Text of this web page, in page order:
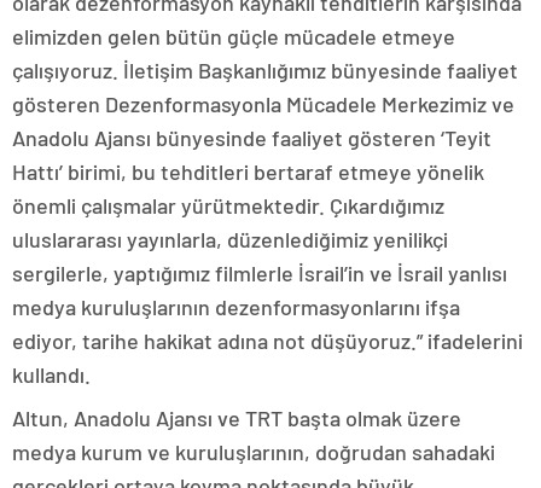
elimizden gelen bütün güçle mücadele etmeye
çalışıyoruz. İletişim Başkanlığımız bünyesinde faaliyet
gösteren Dezenformasyonla Mücadele Merkezimiz ve
Anadolu Ajansı bünyesinde faaliyet gösteren ‘Teyit
Hattı’ birimi, bu tehditleri bertaraf etmeye yönelik
önemli çalışmalar yürütmektedir. Çıkardığımız
uluslararası yayınlarla, düzenlediğimiz yenilikçi
sergilerle, yaptığımız filmlerle İsrail’in ve İsrail yanlısı
medya kuruluşlarının dezenformasyonlarını ifşa
ediyor, tarihe hakikat adına not düşüyoruz.” ifadelerini
kullandı.
Altun, Anadolu Ajansı ve TRT başta olmak üzere
medya kurum ve kuruluşlarının, doğrudan sahadaki